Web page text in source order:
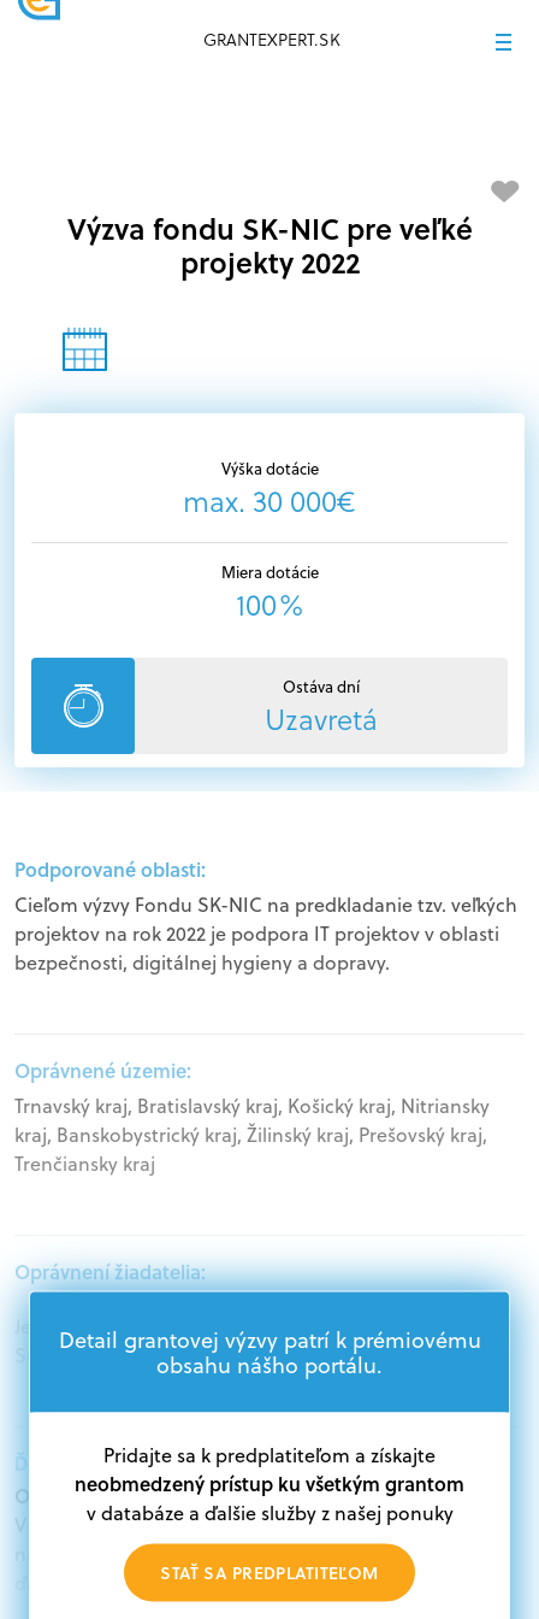
GRANTEXPERT.SK
Výška dotácie
max. 30 000€
Miera dotácie
100%
Ostáva dní
Uzavretá
Výzva fondu SK-NIC pre veľké
projekty 2022
Podporované oblasti:
Cieľom výzvy Fondu SK-NIC na predkladanie tzv. veľkých
projektov na rok 2022 je podpora IT projektov v oblasti
bezpečnosti, digitálnej hygieny a dopravy.
Oprávnené územie:
Trnavský kraj, Bratislavský kraj, Košický kraj, Nitriansky
kraj, Banskobystrický kraj, Žilinský kraj, Prešovský kraj,
Trenčiansky kraj
Oprávnení žiadatelia:
Jednotlivci, Podnikatelia, Mimovládne organizácie,
Samospráva, Štátna správa
Ďalšie informácie:
Oprávnení žiadatelia:
V databáze grantov a dotácií na portáli Grantexpert.sk
nájdete aktuálne výzvy z eurofondov, plánu obnovy a
ďalších zdrojov.
Detail grantovej výzvy patrí k prémiovému
obsahu nášho portálu.
Pridajte sa k predplatiteľom a získajte
neobmedzený prístup ku všetkým grantom
v databáze a ďalšie služby z našej ponuky
STAŤ SA PREDPLATITEĽOM